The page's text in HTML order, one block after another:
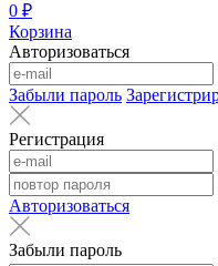
0 ₽
Корзина
Авторизоваться
Забыли пароль
Регистрация
Авторизоваться
Забыли пароль